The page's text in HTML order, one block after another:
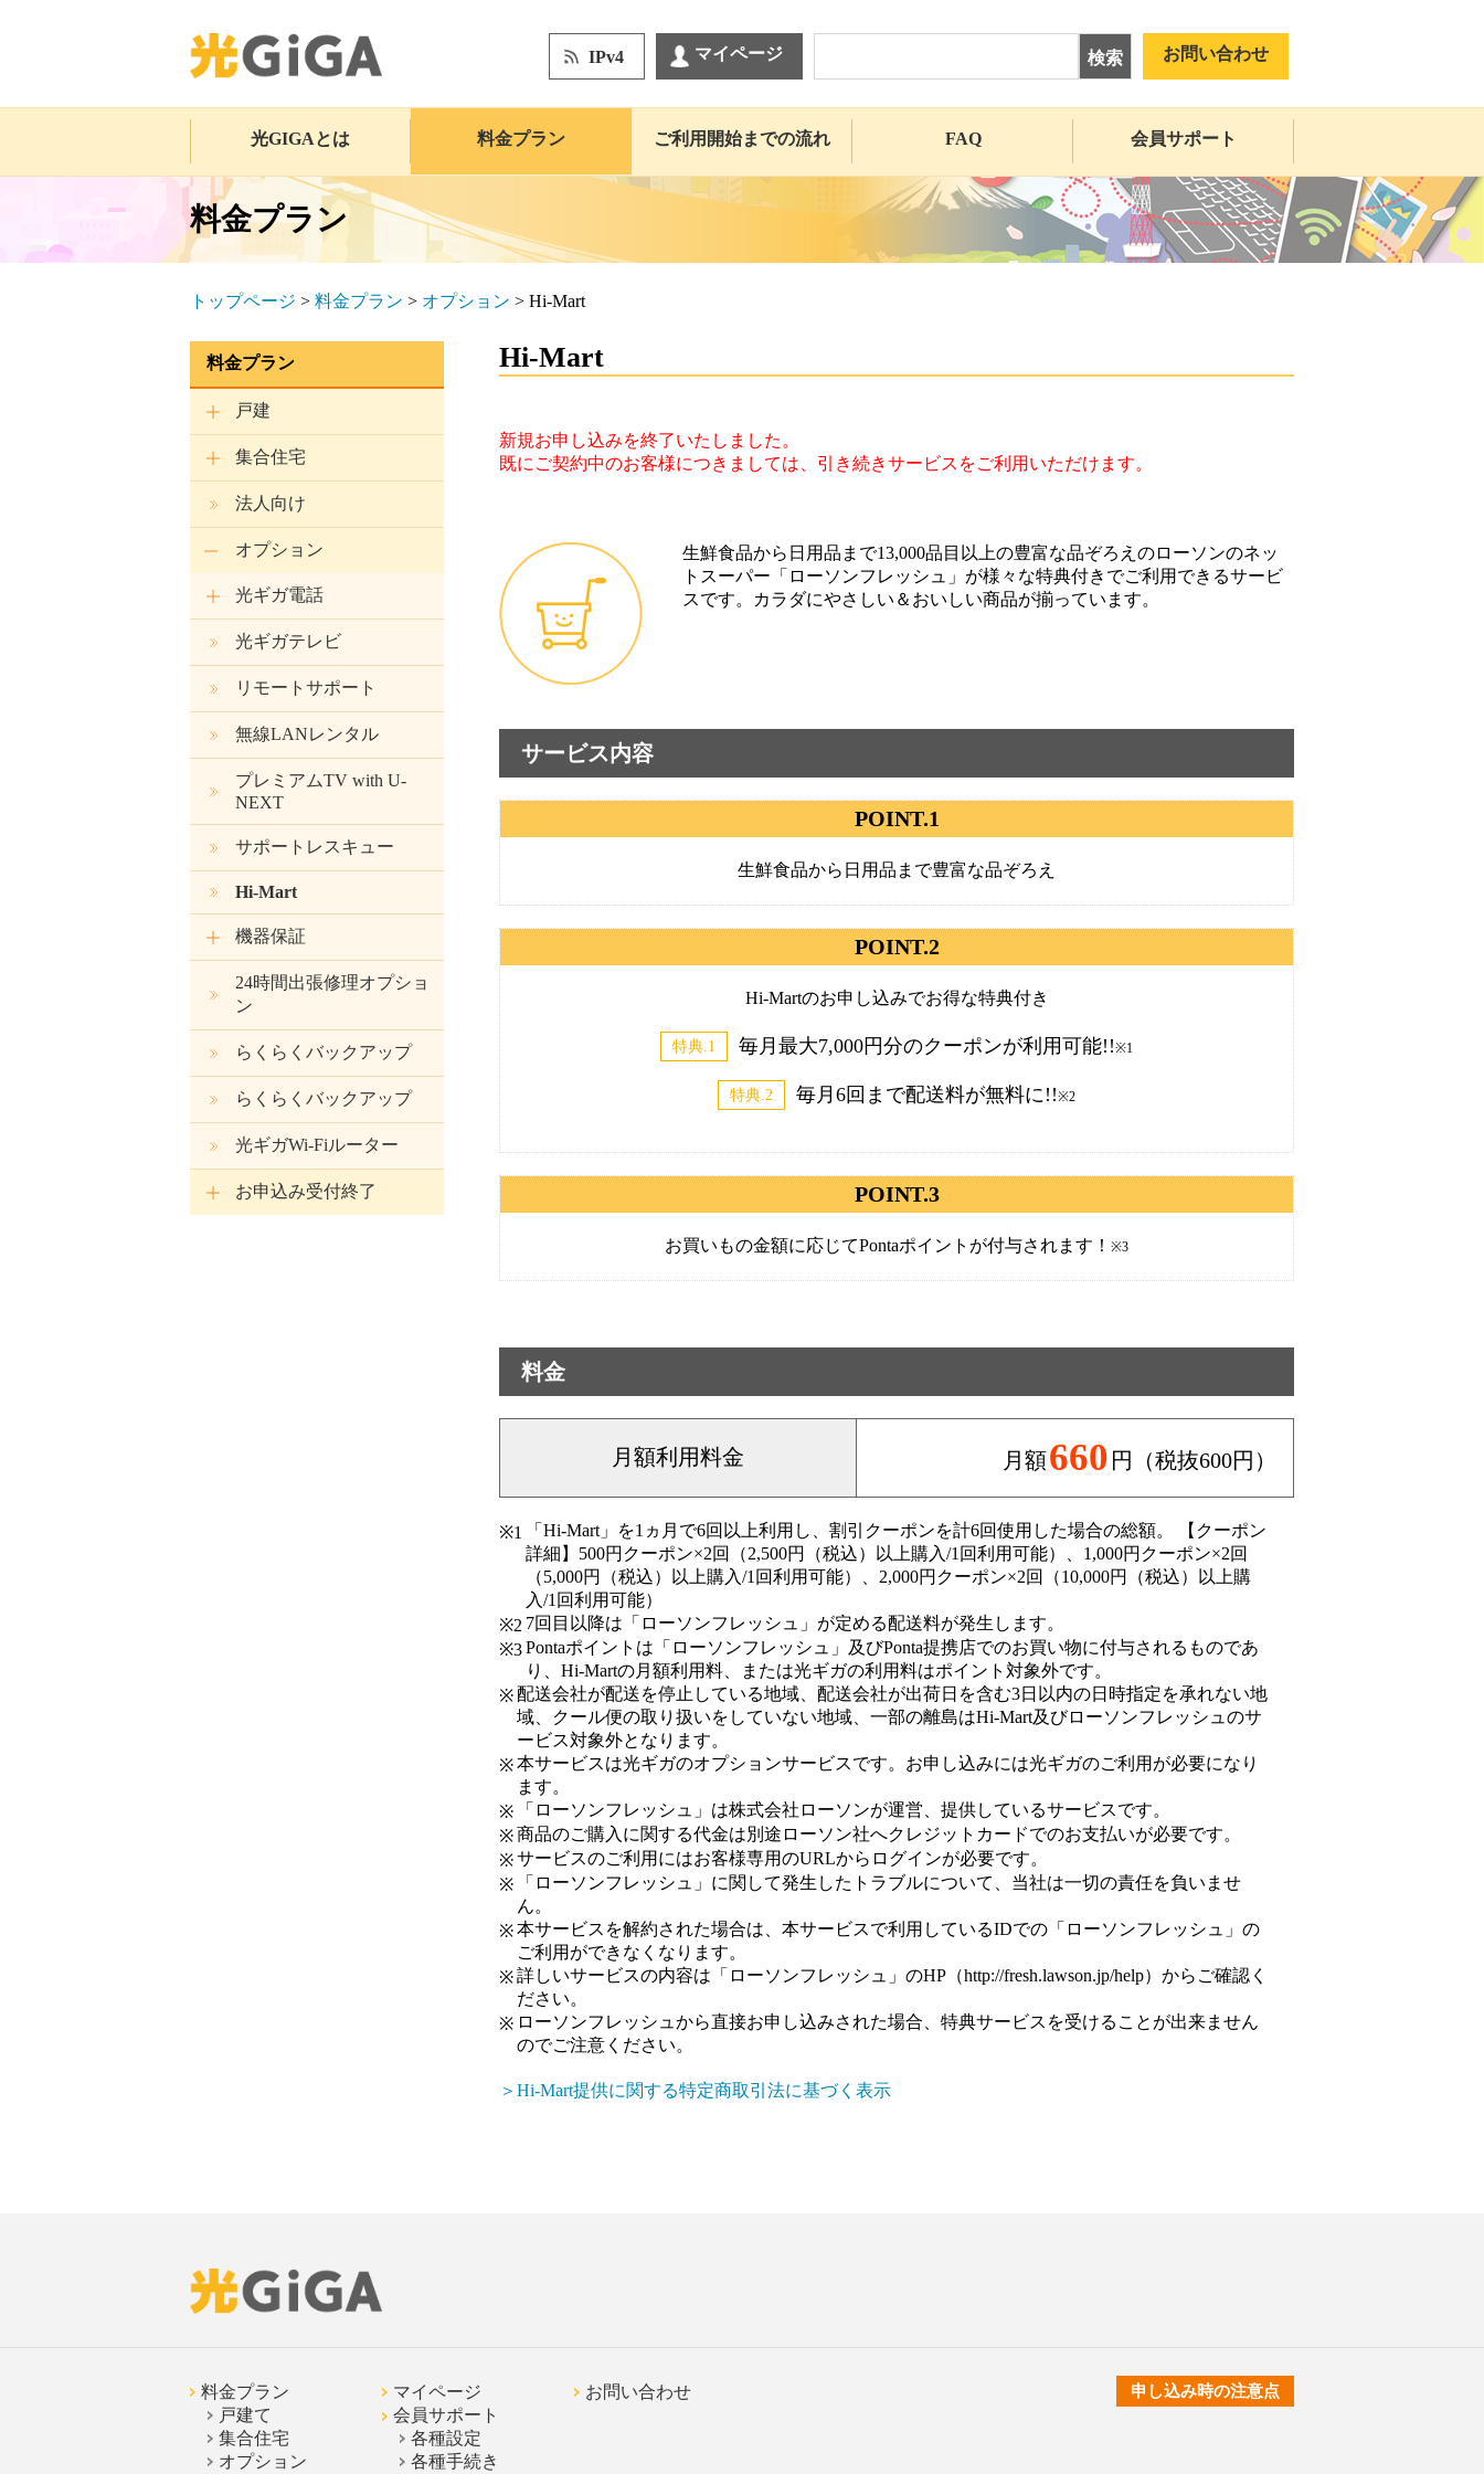
IPv4 マイページ 検索 お問い合わせ
光GIGAとは 料金プラン ご利用開始までの流れ FAQ 会員サポート
料金プラン
トップページ > 料金プラン > オプション > Hi-Mart
Hi-Mart
新規お申し込みを終了いたしました。
既にご契約中のお客様につきましては、引き続きサービスをご利用いただけます。
生鮮食品から日用品まで13,000品目以上の豊富な品ぞろえのローソンのネッ
トスーパー「ローソンフレッシュ」が様々な特典付きでご利用できるサービ
スです。カラダにやさしい＆おいしい商品が揃っています。
サービス内容
POINT.1
生鮮食品から日用品まで豊富な品ぞろえ
POINT.2
Hi-Martのお申し込みでお得な特典付き
特典.1 毎月最大7,000円分のクーポンが利用可能!!※1
特典.2 毎月6回まで配送料が無料に!!※2
POINT.3
お買いもの金額に応じてPontaポイントが付与されます！ ※3
料金
月額利用料金 月額660 円（税抜600円）
※1
「Hi-Mart」を1ヵ月で6回以上利用し、割引クーポンを計6回使用した場合の総額。 【クーポン
詳細】500円クーポン×2回（2,500円（税込）以上購入/1回利用可能）、1,000円クーポン×2回
（5,000円（税込）以上購入/1回利用可能）、2,000円クーポン×2回（10,000円（税込）以上購
入/1回利用可能）
※2 7回目以降は「ローソンフレッシュ」が定める配送料が発生します。
※3Pontaポイントは「ローソンフレッシュ」及びPonta提携店でのお買い物に付与されるものであ
り、Hi-Martの月額利用料、または光ギガの利用料はポイント対象外です。
※配送会社が配送を停止している地域、配送会社が出荷日を含む3日以内の日時指定を承れない地
域、クール便の取り扱いをしていない地域、一部の離島はHi-Mart及びローソンフレッシュのサ
ービス対象外となります。
※本サービスは光ギガのオプションサービスです。お申し込みには光ギガのご利用が必要になり
ます。
※
「ローソンフレッシュ」は株式会社ローソンが運営、提供しているサービスです。
※商品のご購入に関する代金は別途ローソン社へクレジットカードでのお支払いが必要です。
※サービスのご利用にはお客様専用のURLからログインが必要です。
※
「ローソンフレッシュ」に関して発生したトラブルについて、当社は一切の責任を負いませ
ん。
※本サービスを解約された場合は、本サービスで利用しているIDでの「ローソンフレッシュ」の
ご利用ができなくなります。
※詳しいサービスの内容は「ローソンフレッシュ」のHP（http://fresh.lawson.jp/help）からご確認く
ださい。
※ ローソンフレッシュから直接お申し込みされた場合、特典サービスを受けることが出来ません
のでご注意ください。
＞Hi-Mart提供に関する特定商取引法に基づく表示
料金プラン
戸建
集合住宅
法人向け
オプション
光ギガ電話
光ギガテレビ
リモートサポート
無線LANレンタル
プレミアムTV with U-
NEXT
サポートレスキュー
Hi-Mart
機器保証
24時間出張修理オプショ
ン
らくらくバックアップ
らくらくバックアップ
光ギガWi-Fiルーター
お申込み受付終了
料金プラン
戸建て
集合住宅
オプション
マイページ
会員サポート
各種設定
各種手続き
お問い合わせ 申し込み時の注意点